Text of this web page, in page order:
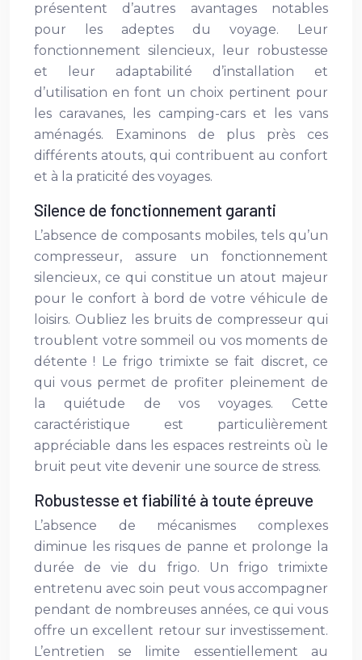
présentent d’autres avantages notables
pour les adeptes du voyage. Leur
fonctionnement silencieux, leur robustesse
et leur adaptabilité d’installation et
d’utilisation en font un choix pertinent pour
les caravanes, les camping-cars et les vans
aménagés. Examinons de plus près ces
différents atouts, qui contribuent au confort
et à la praticité des voyages.
Silence de fonctionnement garanti
L’absence de composants mobiles, tels qu’un
compresseur, assure un fonctionnement
silencieux, ce qui constitue un atout majeur
pour le confort à bord de votre véhicule de
loisirs. Oubliez les bruits de compresseur qui
troublent votre sommeil ou vos moments de
détente ! Le frigo trimixte se fait discret, ce
qui vous permet de profiter pleinement de
la quiétude de vos voyages. Cette
caractéristique est particulièrement
appréciable dans les espaces restreints où le
bruit peut vite devenir une source de stress.
Robustesse et fiabilité à toute épreuve
L’absence de mécanismes complexes
diminue les risques de panne et prolonge la
durée de vie du frigo. Un frigo trimixte
entretenu avec soin peut vous accompagner
pendant de nombreuses années, ce qui vous
offre un excellent retour sur investissement.
L’entretien se limite essentiellement au